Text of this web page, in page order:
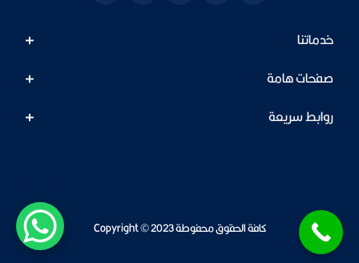
خدماتنا
صفحات هامة
روابط سريعة
كافة الحقوق محفوطة Copyright © 2023